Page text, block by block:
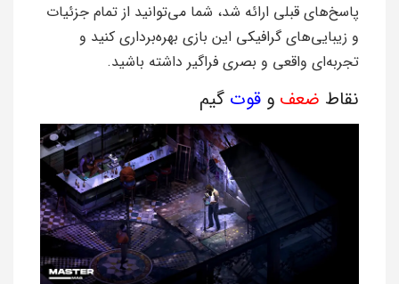
پاسخ‌های قبلی ارائه شد، شما می‌توانید از تمام جزئیات
و زیبایی‌های گرافیکی این بازی بهره‌برداری کنید و
تجربه‌ای واقعی و بصری فراگیر داشته باشید.
نقاط ضعف و قوت گیم